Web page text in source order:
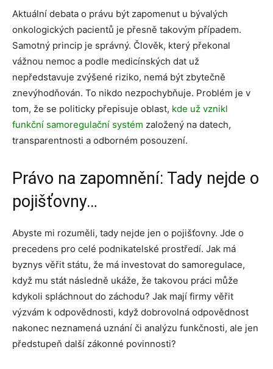
Aktuální debata o právu být zapomenut u bývalých
onkologických pacientů je přesně takovým případem.
Samotný princip je správný. Člověk, který překonal
vážnou nemoc a podle medicínských dat už
nepředstavuje zvýšené riziko, nemá být zbytečně
znevýhodňován. To nikdo nezpochybňuje. Problém je v
tom, že se politicky přepisuje oblast, kde už vznikl
funkční samoregulační systém založený na datech,
transparentnosti a odborném posouzení.
Právo na zapomnění: Tady nejde o
pojišťovny…
Abyste mi rozuměli, tady nejde jen o pojišťovny. Jde o
precedens pro celé podnikatelské prostředí. Jak má
byznys věřit státu, že má investovat do samoregulace,
když mu stát následně ukáže, že takovou práci může
kdykoli spláchnout do záchodu? Jak mají firmy věřit
výzvám k odpovědnosti, když dobrovolná odpovědnost
nakonec neznamená uznání či analýzu funkčnosti, ale jen
předstupeň další zákonné povinnosti?